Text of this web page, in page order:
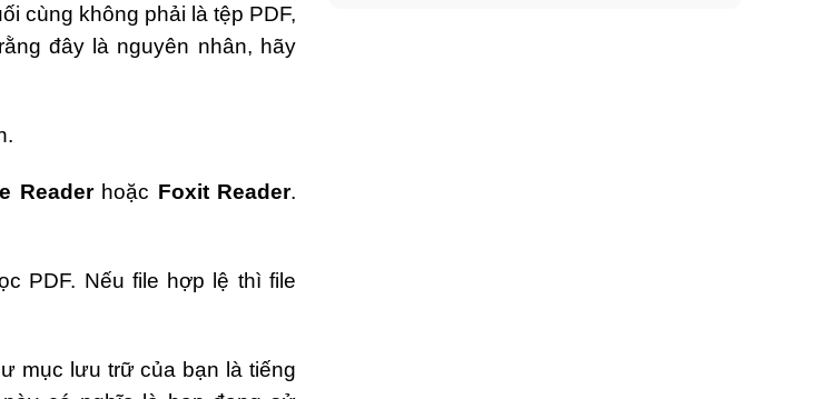
cùng không phải là tệp PDF,
đây là nguyên nhân, hãy
Readerhoặc Foxit Reader.
PDF. Nếu file hợp lệ thì file
mục lưu trữ của bạn là tiếng